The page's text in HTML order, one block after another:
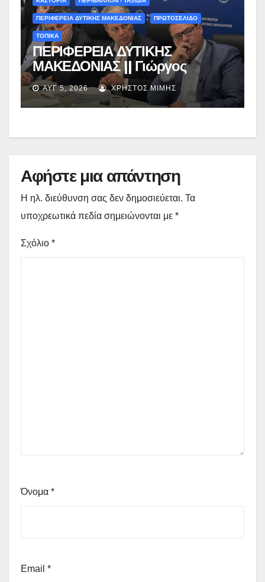
ΠΕΡΙΦΕΡΕΙΑ ΔΥΤΙΚΗΣ ΜΑΚΕΔΟΝΙΑΣ ΠΡΩΤΟΣΕΛΙΔΟ
ΤΟΠΙΚΑ
ΠΕΡΙΦΕΡΕΙΑ ΔΥΤΙΚΗΣ
ΜΑΚΕΔΟΝΙΑΣ || Γιώργος
Αμανατίδης για Φράγμα
Νεστορίου: «Η δέσμευσή μας
γίνεται πράξη με εξασφαλισμένη
ΑΥΓ 5, 2026 ΧΡΉΣΤΟΣ ΜΊΜΗΣ
Αφήστε μια απάντηση
Η ηλ. διεύθυνση σας δεν δημοσιεύεται. Τα
υποχρεωτικά πεδία σημειώνονται με *
Σχόλιο *
Όνομα *
Email *